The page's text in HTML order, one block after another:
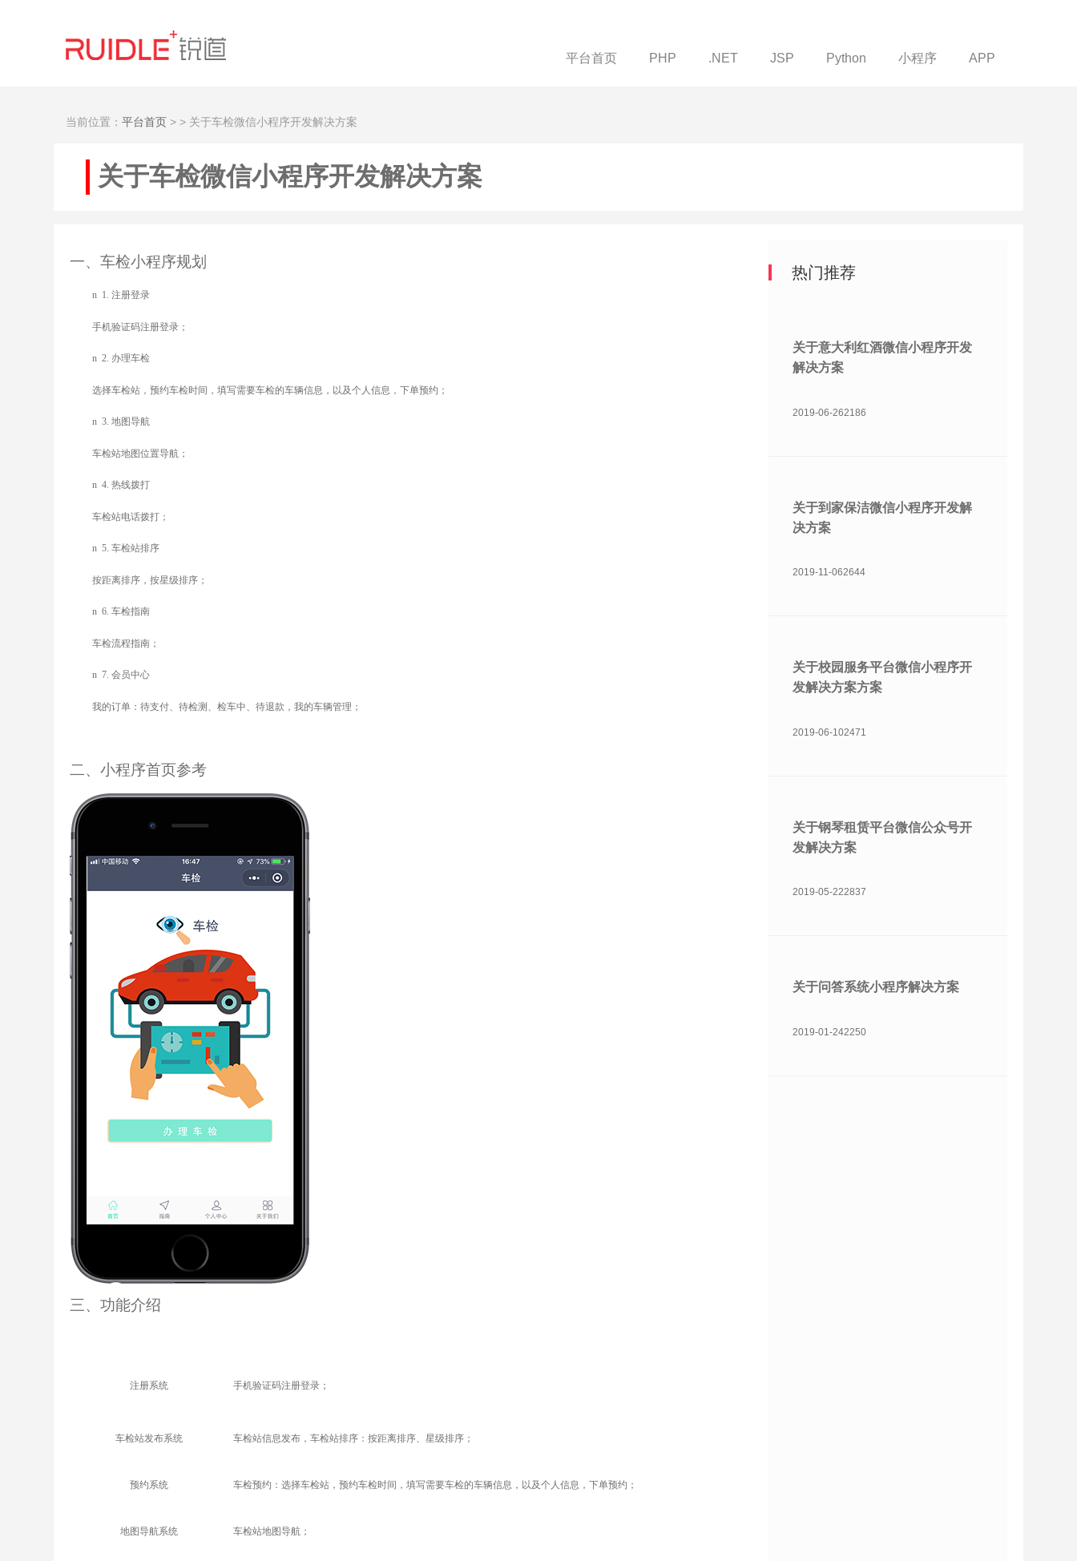
平台首页 PHP .NET JSP Python 小程序 APP
当前位置： 平台首页 > > 关于车检微信小程序开发解决方案
关于车检微信小程序开发解决方案
热门推荐
关于意大利红酒微信小程序开发
解决方案
2019-06-262186
关于到家保洁微信小程序开发解
决方案
2019-11-062644
关于校园服务平台微信小程序开
发解决方案方案
2019-06-102471
关于钢琴租赁平台微信公众号开
发解决方案
2019-05-222837
关于问答系统小程序解决方案
2019-01-242250
一、车检小程序规划
n 1. 注册登录
手机验证码注册登录；
n 2. 办理车检
选择车检站，预约车检时间，填写需要车检的车辆信息，以及个人信息，下单预约；
n 3. 地图导航
车检站地图位置导航；
n 4. 热线拨打
车检站电话拨打；
n 5. 车检站排序
按距离排序，按星级排序；
n 6. 车检指南
车检流程指南；
n 7. 会员中心
我的订单：待支付、待检测、检车中、待退款，我的车辆管理；
二、小程序首页参考
三、功能介绍
注册系统 手机验证码注册登录；
车检站发布系统 车检站信息发布，车检站排序：按距离排序、星级排序；
预约系统 车检预约：选择车检站，预约车检时间，填写需要车检的车辆信息，以及个人信息，下单预约；
地图导航系统 车检站地图导航；